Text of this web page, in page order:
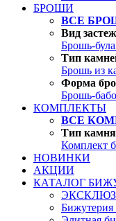
БРОШИ
ВСЕ
Вид
Брошь-
Тип
Брошь из
Форма
Брошь-
КОМПЛЕКТЫ
ВСЕ
Тип камня
Комплект
НОВИНКИ
АКЦИИ
КАТАЛОГ
Бижутерия